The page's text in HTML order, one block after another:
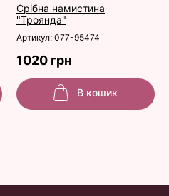
Срібна намистина
"Троянда"
Артикул: 077-95474
1020 грн
В кошик